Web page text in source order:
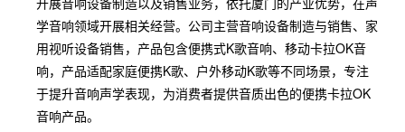
学音响领域开展相关经营。公司主营音响设备制造与销售、家
用视听设备销售，产品包含便携式K歌音响、移动卡拉OK音
响，产品适配家庭便携K歌、户外移动K歌等不同场景，专注
于提升音响声学表现，为消费者提供音质出色的便携卡拉OK
音响产品。